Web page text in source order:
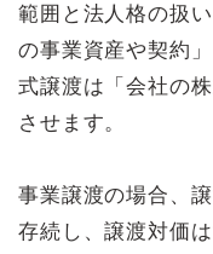
範囲と法人格の扱
の事業資産や契約
式譲渡は「会社の
させます。
事業譲渡の場合、
存続し、譲渡対価